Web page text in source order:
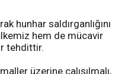
hunhar saldırganlığını
hem de mücavir
tehdittir.
üzerine çalışılmalı,